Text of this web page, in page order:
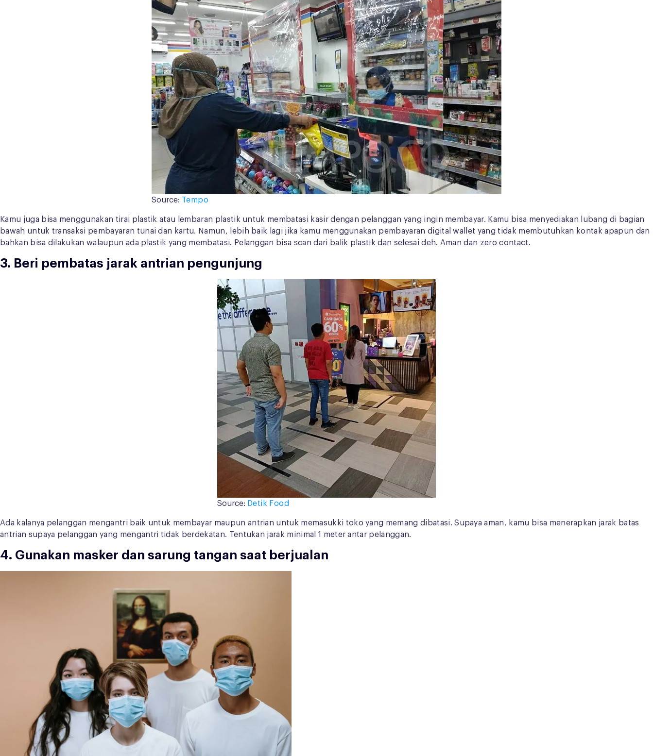
Source: Tempo
Kamu juga bisa menggunakan tirai plastik atau lembaran plastik untuk membatasi kasir dengan pelanggan yang ingin membayar. Kamu bisa menyediakan lubang di bagian
bawah untuk transaksi pembayaran tunai dan kartu. Namun, lebih baik lagi jika kamu menggunakan pembayaran digital wallet yang tidak membutuhkan kontak apapun dan
bahkan bisa dilakukan walaupun ada plastik yang membatasi. Pelanggan bisa scan dari balik plastik dan selesai deh. Aman dan zero contact.
3. Beri pembatas jarak antrian pengunjung
Source: Detik Food
Ada kalanya pelanggan mengantri baik untuk membayar maupun antrian untuk memasukki toko yang memang dibatasi. Supaya aman, kamu bisa menerapkan jarak batas
antrian supaya pelanggan yang mengantri tidak berdekatan. Tentukan jarak minimal 1 meter antar pelanggan.
4. Gunakan masker dan sarung tangan saat berjualan